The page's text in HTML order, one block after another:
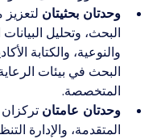
وحدتان بحثيتان
البحث، وتحليل البيانات
والنوعية، والكتابة
البحث في بيئات
المتخصصة.
وحدتان عامتان تركزان
المتقدمة، والإدارة